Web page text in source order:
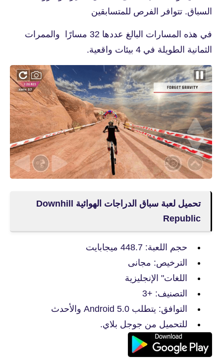
السباق. تتوافر الفرص للمتسابقين
في هذه المسارات البالغ عددها 32 مسارًا والممرات
الثمانية الطويلة في 4 بيئات واقعية.
تحميل لعبة سباق الدراجات الهوائية Downhill
Republic‏
حجم اللعبة: 448.7 ميجابايت
الترخيص: مجانى
اللغات" الإنجليزية
التصنيف: +3
التوافق: يتطلب Android 5.0 والأحدث
للتحميل من جوجل بلاي.